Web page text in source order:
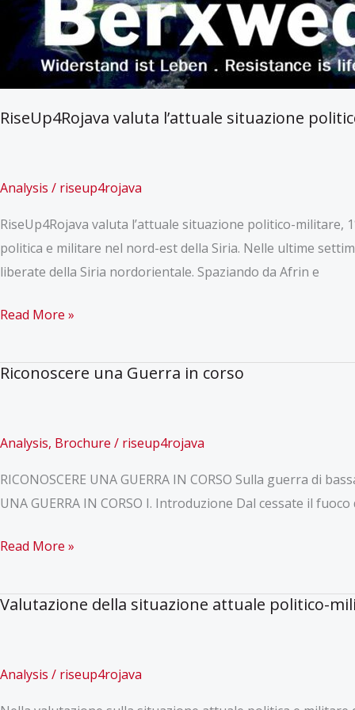
RiseUp4Rojava valuta l’attuale situazione
Analysis / riseup4rojava
RiseUp4Rojava valuta l’attuale situazione politico-militare,
politica e militare nel nord-est della Siria. Nelle ultime
liberate della Siria nordorientale. Spaziando da Afrin e
RiseUp4Rojava
l’attuale
Dicembre
2020
Read More »
Riconoscere una Guerra in corso
Analysis, Brochure / riseup4rojava
RICONOSCERE UNA GUERRA IN CORSO Sulla guerra di
UNA GUERRA IN CORSO I. Introduzione Dal cessate il
Riconoscere
Guerra
Read More »
Valutazione della situazione attuale politico-
Analysis / riseup4rojava